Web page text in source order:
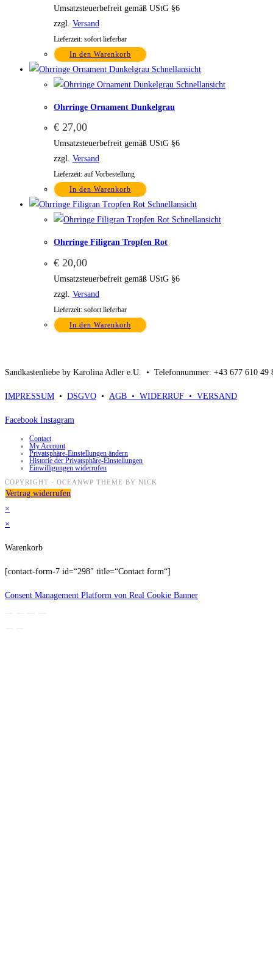
Umsatzsteuerbefreit gemäß UStG §6
zzgl. Versand
Lieferzeit: sofort lieferbar
In den Warenkorb
Schnellansicht
Schnellansicht
Ohrringe Ornament Dunkelgrau
€ 27,00
Umsatzsteuerbefreit gemäß UStG §6
zzgl. Versand
Lieferzeit: auf Vorbestellung
In den Warenkorb
Schnellansicht
Schnellansicht
Ohrringe Filigran Tropfen Rot
€ 20,00
Umsatzsteuerbefreit gemäß UStG §6
zzgl. Versand
Lieferzeit: sofort lieferbar
In den Warenkorb
Sandkastenliebe by Karolina Adler e.U. • Telefonnummer: +43 677 610
IMPRESSUM • DSGVO • AGB • WIDERRUF • VERSAND
Facebook Instagram
Contact
My Account
Privatsphäre-Einstellungen ändern
Historie der Privatsphäre-Einstellungen
Einwilligungen widerrufen
COPYRIGHT - OCEANWP THEME BY NICK
Vertrag widerrufen
×
×
Warenkorb
[contact-form-7 id=“298″ title=“Contact form“]
Consent Management Platform von Real Cookie Banner